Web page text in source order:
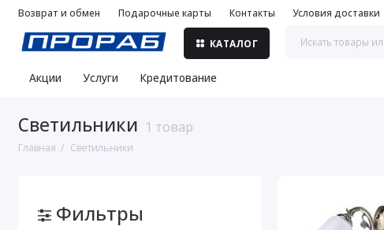
Возврат и обмен Подарочные карты Контакты Условия доставки
КАТАЛОГ
Акции Услуги Кредитование
Светильники 1 товар
Главная Светильники
Фильтры